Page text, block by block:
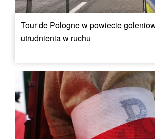
Tour de Pologne w powiecie
utrudnienia w ruchu